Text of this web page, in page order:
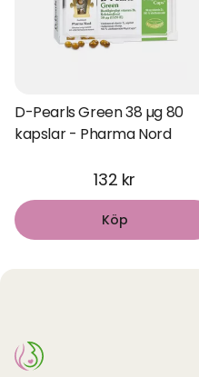
D-Pearls Green 38 µg 80
kapslar - Pharma Nord
132 kr
Köp